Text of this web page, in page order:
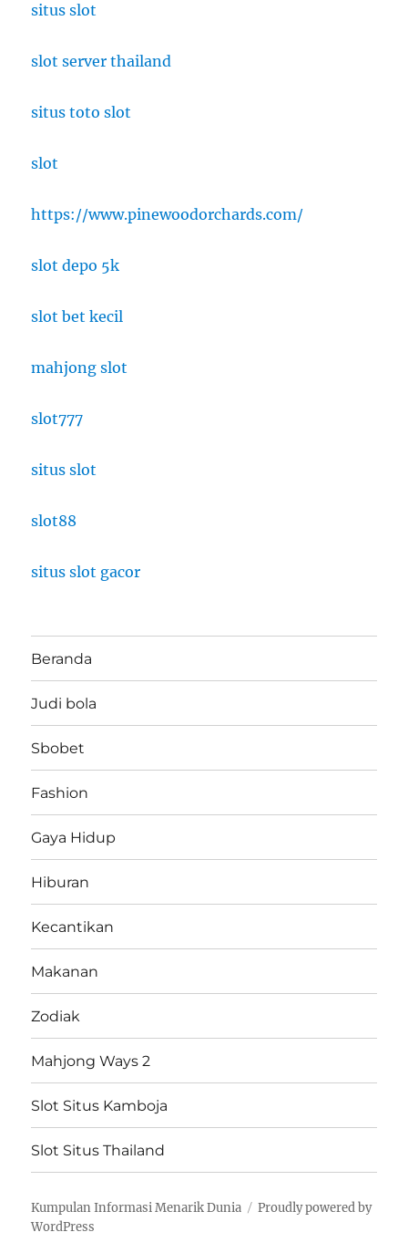
situs slot
slot server thailand
situs toto slot
slot
https://www.pinewoodorchards.com/
slot depo 5k
slot bet kecil
mahjong slot
slot777
situs slot
slot88
situs slot gacor
Beranda
Judi bola
Sbobet
Fashion
Gaya Hidup
Hiburan
Kecantikan
Makanan
Zodiak
Mahjong Ways 2
Slot Situs Kamboja
Slot Situs Thailand
Kumpulan Informasi Menarik Dunia
Proudly powered by
WordPress